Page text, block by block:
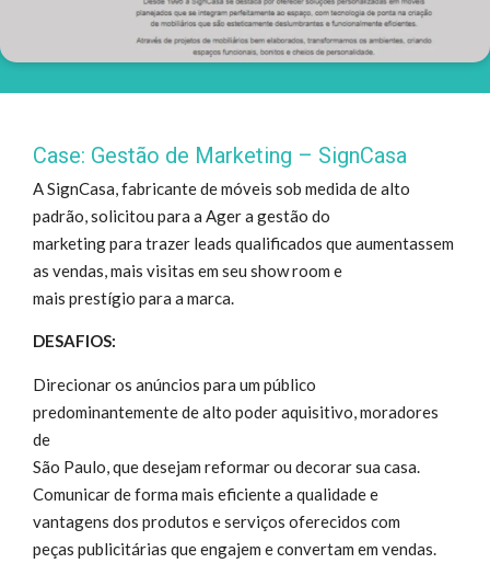
Case: Gestão de Marketing – SignCasa
A SignCasa, fabricante de móveis sob medida de alto
padrão, solicitou para a Ager a gestão do
marketing para trazer leads qualificados que aumentassem
as vendas, mais visitas em seu show room e
mais prestígio para a marca.
DESAFIOS:
Direcionar os anúncios para um público
predominantemente de alto poder aquisitivo, moradores
de
São Paulo, que desejam reformar ou decorar sua casa.
Comunicar de forma mais eficiente a qualidade e
vantagens dos produtos e serviços oferecidos com
peças publicitárias que engajem e convertam em vendas.